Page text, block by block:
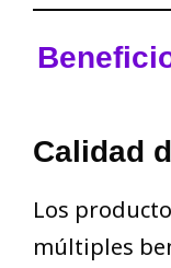
Calidad
Los
múltiples